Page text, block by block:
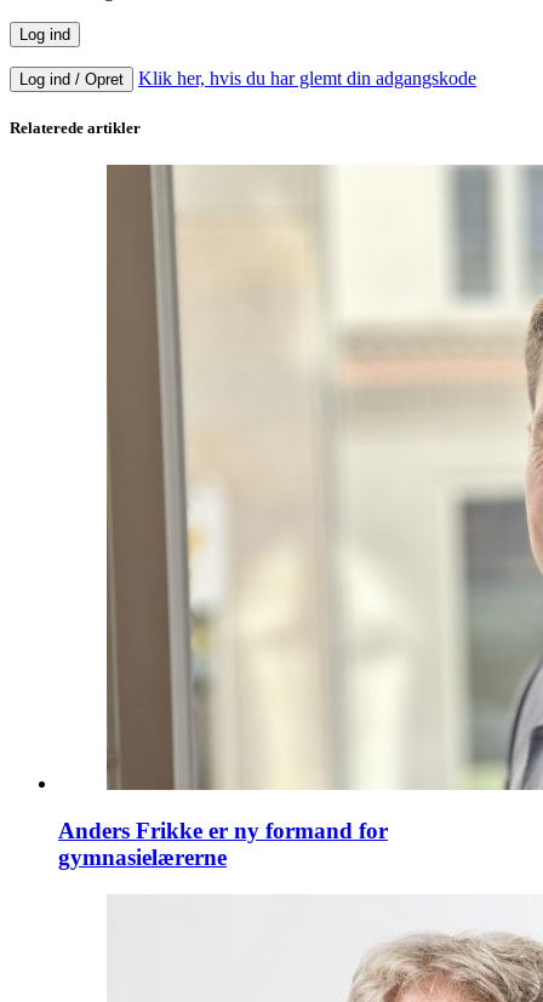
Log ind / Opret Klik her, hvis du har glemt din adgangskode
Relaterede artikler
Anders Frikke er ny formand for
gymnasielærerne